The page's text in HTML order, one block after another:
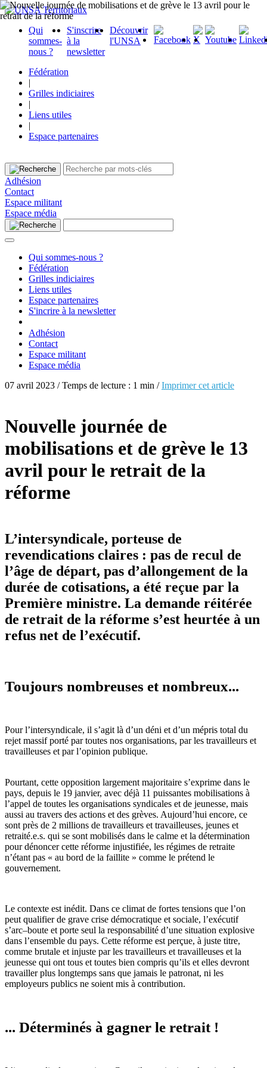
Qui
sommes-
nous ?
S'inscrire
à la
newsletter
Découvrir
l'UNSA
Fédération
|
Grilles indiciaires
|
Liens utiles
|
Espace partenaires
Adhésion
Contact
Espace militant
Espace média
Qui sommes-nous ?
Fédération
Grilles indiciaires
Liens utiles
Espace partenaires
S'incrire à la newsletter
Adhésion
Contact
Espace militant
Espace média
07 avril 2023 / Temps de lecture : 1 min /Imprimer cet article
Nouvelle journée de
mobilisations et de grève le 13
avril pour le retrait de la
réforme
L’intersyndicale, porteuse de
revendications claires : pas de recul de
l’âge de départ, pas d’allongement de la
durée de cotisations, a été reçue par la
Première ministre. La demande réitérée
de retrait de la réforme s’est heurtée à un
refus net de l’exécutif.
Toujours nombreuses et nombreux...
Pour l’intersyndicale, il s’agit là d’un déni et d’un mépris total du
rejet massif porté par toutes nos organisations, par les travailleurs et
travailleuses et par l’opinion publique.
Pourtant, cette opposition largement majoritaire s’exprime dans le
pays, depuis le 19 janvier, avec déjà 11 puissantes mobilisations à
l’appel de toutes les organisations syndicales et de jeunesse, mais
aussi au travers des actions et des grèves. Aujourd’hui encore, ce
sont près de 2 millions de travailleurs et travailleuses, jeunes et
retraité.e.s. qui se sont mobilisés dans le calme et la détermination
pour dénoncer cette réforme injustifiée, les régimes de retraite
n’étant pas « au bord de la faillite » comme le prétend le
gouvernement.
Le contexte est inédit. Dans ce climat de fortes tensions que l’on
peut qualifier de grave crise démocratique et sociale, l’exécutif
s’arc–boute et porte seul la responsabilité d’une situation explosive
dans l’ensemble du pays. Cette réforme est perçue, à juste titre,
comme brutale et injuste par les travailleurs et travailleuses et la
jeunesse qui ont tous et toutes bien compris qu’ils et elles devront
travailler plus longtemps sans que jamais le patronat, ni les
employeurs publics ne soient mis à contribution.
... Déterminés à gagner le retrait !